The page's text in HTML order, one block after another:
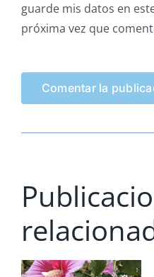
guarde mis datos en
próxima vez que